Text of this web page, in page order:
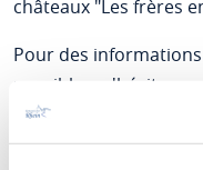
châteaux "Les frères
Pour des
possibles, n'hésitez
visite. Un dossier
d'information sont à